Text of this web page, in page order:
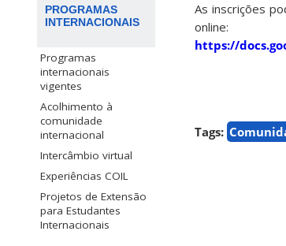
PROGRAMAS
INTERNACIONAIS
Programas
internacionais
vigentes
Acolhimento à
comunidade
internacional
Intercâmbio virtual
Experiências COIL
Projetos de Extensão
para Estudantes
Internacionais
As inscrições
online:
https://
Tags: